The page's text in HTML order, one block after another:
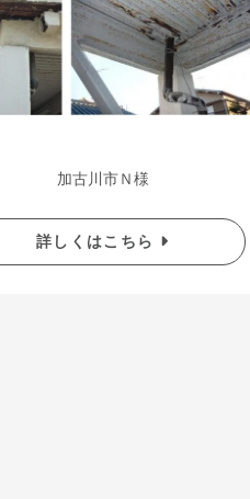
加古川市Ｎ様
詳しくはこちら